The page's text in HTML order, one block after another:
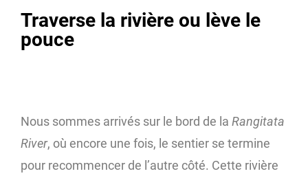
Traverse la rivière ou lève le
pouce
Nous sommes arrivés sur le bord de la Rangitata
River, où encore une fois, le sentier se termine
pour recommencer de l’autre côté. Cette rivière